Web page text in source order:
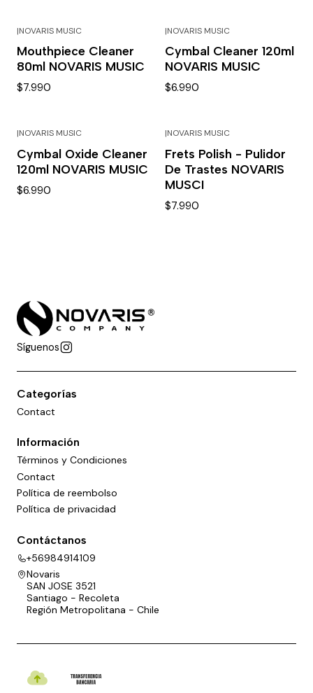
|NOVARIS MUSIC
Mouthpiece Cleaner
80ml NOVARIS MUSIC
$7.990
|NOVARIS MUSIC
Cymbal Cleaner 120ml
NOVARIS MUSIC
$6.990
|NOVARIS MUSIC
Cymbal Oxide Cleaner
120ml NOVARIS MUSIC
$6.990
|NOVARIS MUSIC
Frets Polish - Pulidor
De Trastes NOVARIS
MUSCI
$7.990
Síguenos
Categorías
Contact
Información
Términos y Condiciones
Contact
Política de reembolso
Política de privacidad
Contáctanos
+56984914109
Novaris
SAN JOSE 3521
Santiago - Recoleta
Región Metropolitana - Chile